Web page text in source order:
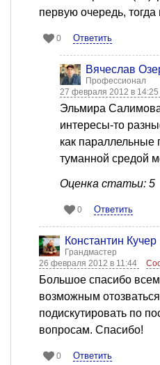
первую очередь, тогда
0 Ответить
Вячеслав
Профессионал
27 февраля 2012 в 14:25
Эльмира
интересы-то
как
туманной средой
Оценка статьи: 5
0 Ответить
Константин Кучер
Грандмастер
26 февраля 2012 в 11:44
Большое спасибо
возможным
подискутировать по
вопросам. Спасибо!
0 Ответить